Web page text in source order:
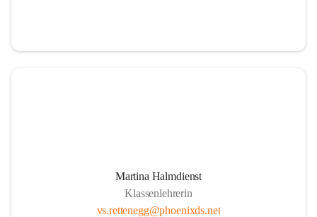
Martina Halmdienst
Klassenlehrerin
vs.rettenegg@phoenixds.net